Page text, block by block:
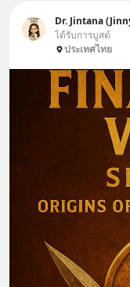
Dr. Jintana
ได้รับการบูสต์
ประเทศไทย